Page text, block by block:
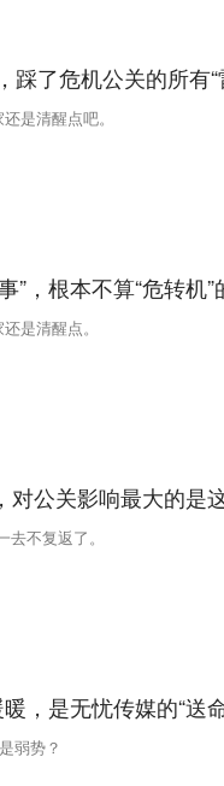
踩了危机公关的所有
是清醒点吧。
”，根本不算“危转机
是清醒点。
对公关影响最大的是
不复返了。
，是无忧传媒的“送
弱势？